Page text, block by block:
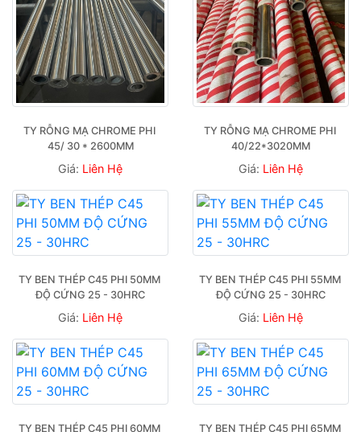
TY RỖNG MẠ CHROME PHI
45/ 30 * 2600MM
Giá: Liên Hệ
TY RỖNG MẠ CHROME PHI
40/22*3020MM
Giá: Liên Hệ
TY BEN THÉP C45 PHI 50MM
ĐỘ CỨNG 25 - 30HRC
Giá: Liên Hệ
TY BEN THÉP C45 PHI 55MM
ĐỘ CỨNG 25 - 30HRC
Giá: Liên Hệ
TY BEN THÉP C45 PHI 60MM
TY BEN THÉP C45 PHI 65MM